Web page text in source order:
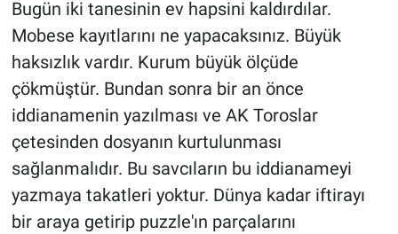
Bugün iki tanesinin ev hapsini kaldırdılar.
Mobese kayıtlarını ne yapacaksınız. Büyük
haksızlık vardır. Kurum büyük ölçüde
çökmüştür. Bundan sonra bir an önce
iddianamenin yazılması ve AK Toroslar
çetesinden dosyanın kurtulunması
sağlanmalıdır. Bu savcıların bu iddianameyi
yazmaya takatleri yoktur. Dünya kadar iftirayı
bir araya getirip puzzle'ın parçalarını